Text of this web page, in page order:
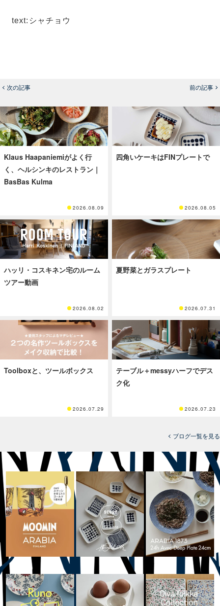
text:シャチョウ
次の記事 前の記事
Klaus Haapaniemiがよく行
く、ヘルシンキのレストラン｜
BasBas Kulma
2026.08.09
四角いケーキはFINプレートで
2026.08.05
ハッリ・コスキネン宅のルーム
ツアー動画
2026.08.02
夏野菜とガラスプレート
2026.07.31
Toolboxと、ツールボックス
2026.07.29
テーブル＋messyハーフでデス
ク化
2026.07.23
ブログ一覧を見る